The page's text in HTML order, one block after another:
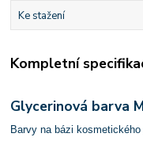
Ke stažení
Kompletní
Glycerinová barva
Barvy na bázi